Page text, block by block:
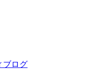
ブログ